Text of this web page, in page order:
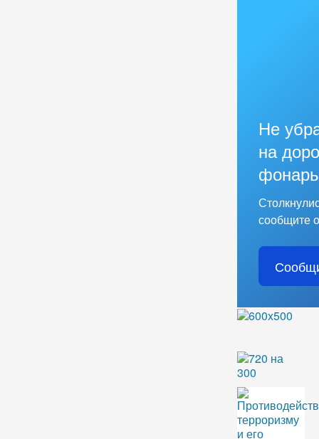
Не
на
сообщите